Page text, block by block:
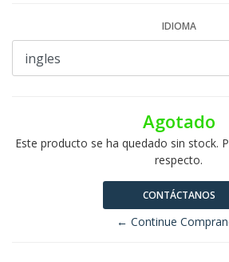
IDIOMA
Agotado
Este producto se ha quedado sin stock.
respecto.
CONTÁCTANOS
← Continue